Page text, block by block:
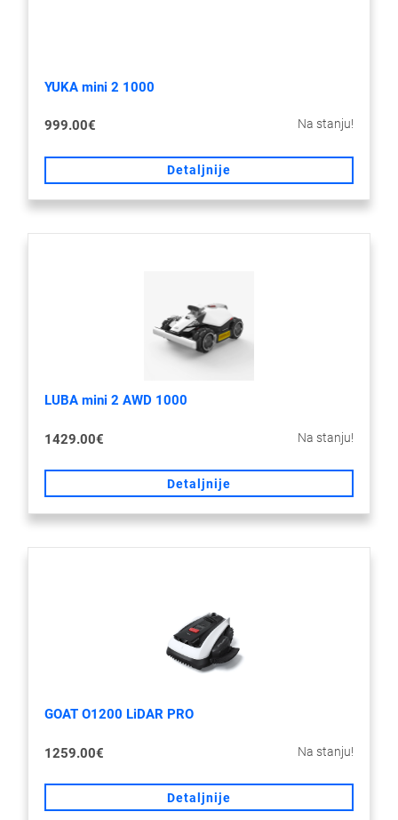
YUKA mini 2 1000
999.00€ Na stanju!
Detaljnije
LUBA mini 2 AWD 1000
1429.00€ Na stanju!
Detaljnije
GOAT O1200 LiDAR PRO
1259.00€ Na stanju!
Detaljnije